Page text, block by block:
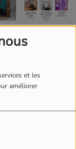
et les
améliorer